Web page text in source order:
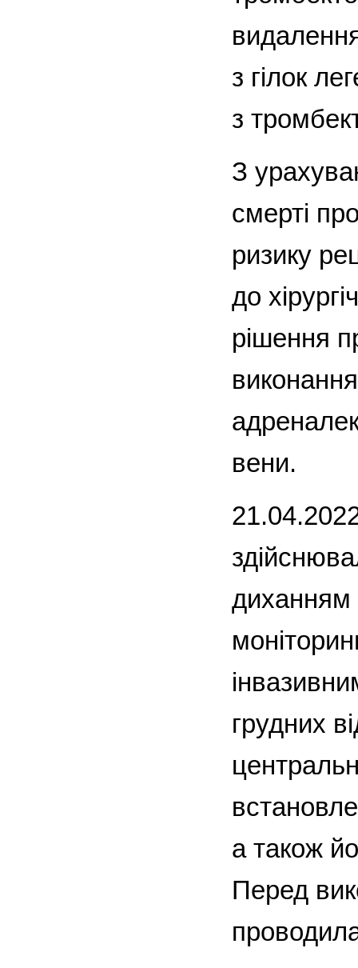
з гілок
з
З
смерті
ризику
до
рішення
вени.
диханням
грудних
а також
Перед